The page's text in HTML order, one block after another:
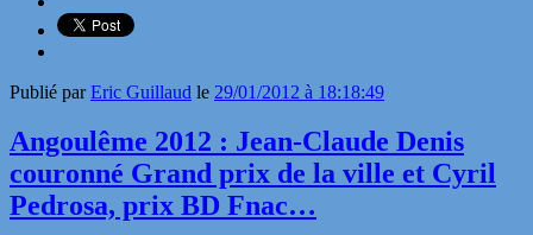
Publié parEric Guillaud le 29/01/2012 à 18:18:49
Angoulême 2012 : Jean-Claude Denis
couronné Grand prix de la ville et Cyril
Pedrosa, prix BD Fnac…